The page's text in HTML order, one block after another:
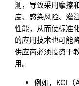
测，导致采用摩擦
度、感染风险、灌
性能，从而使标准
的应用技术也可能
供应商必须投资于
用。
例如，KCI（